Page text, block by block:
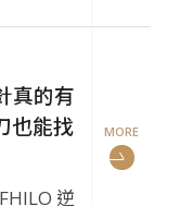
真的有
也能找
逆
MORE